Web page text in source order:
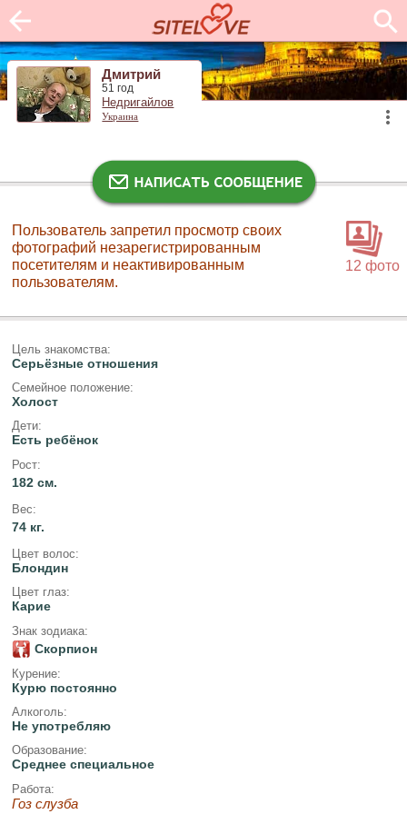
Дмитрий
51 год
Недригайлов
Украина
12 фото
Пользователь запретил просмотр своих
фотографий незарегистрированным
посетителям и неактивированным
пользователям.
Цель знакомства:
Серьёзные отношения
Семейное положение:
Холост
Дети:
Есть ребёнок
Рост:
182 см.
Вес:
74 кг.
Цвет волос:
Блондин
Цвет глаз:
Карие
Знак зодиака:
Скорпион
Курение:
Курю постоянно
Алкоголь:
Не употребляю
Образование:
Среднее специальное
Работа:
Гоз слузба